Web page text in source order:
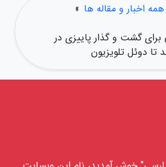
همه اخبار و مقاله ها »
گشت و گذار پاییزی در
تا دوئل تلویزیون